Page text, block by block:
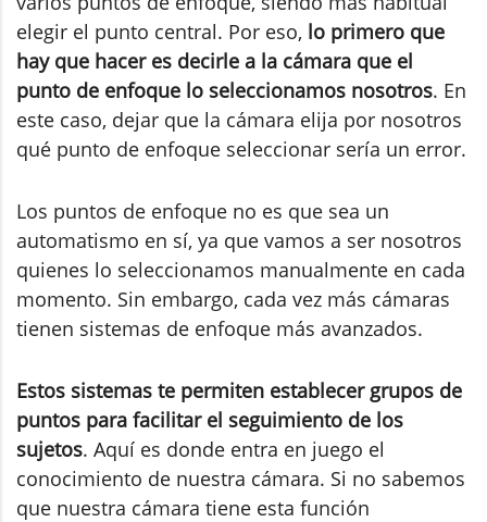
elegir el punto central. Por eso, lo primero que
hay que hacer es decirle a la cámara que el
punto de enfoque lo seleccionamos nosotros. En
este caso, dejar que la cámara elija por nosotros
qué punto de enfoque seleccionar sería un error.
Los puntos de enfoque no es que sea un
automatismo en sí, ya que vamos a ser nosotros
quienes lo seleccionamos manualmente en cada
momento. Sin embargo, cada vez más cámaras
tienen sistemas de enfoque más avanzados.
Estos sistemas te permiten establecer grupos de
puntos para facilitar el seguimiento de los
sujetos. Aquí es donde entra en juego el
conocimiento de nuestra cámara. Si no sabemos
que nuestra cámara tiene esta función